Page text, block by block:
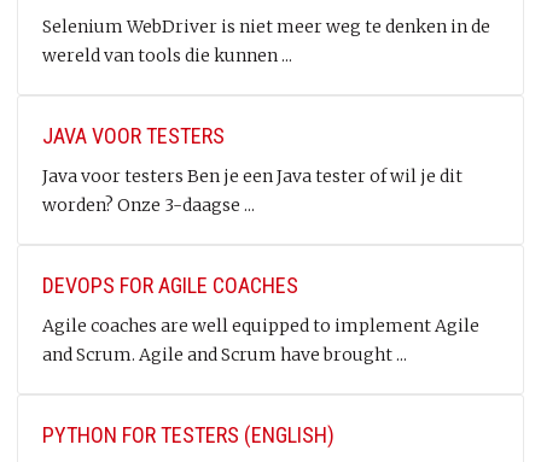
Selenium WebDriver is niet meer weg te denken in de
wereld van tools die kunnen ...
JAVA VOOR TESTERS
Java voor testers Ben je een Java tester of wil je dit
worden? Onze 3-daagse ...
DEVOPS FOR AGILE COACHES
Agile coaches are well equipped to implement Agile
and Scrum. Agile and Scrum have brought ...
PYTHON FOR TESTERS (ENGLISH)